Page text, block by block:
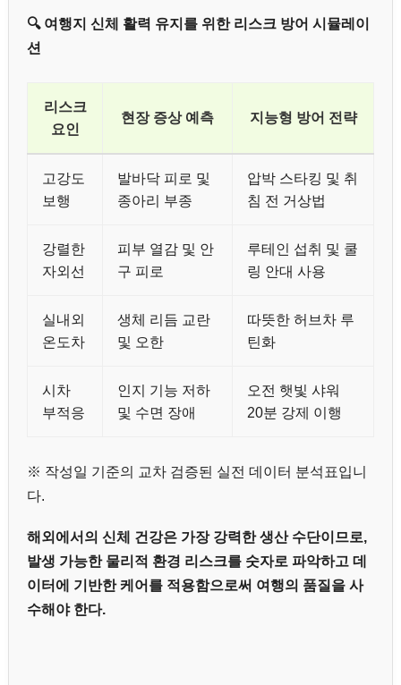
🔍 여행지 신체 활력 유지를 위한 리스크 방어 시뮬레이
션
리스크
요인
현장 증상 예측 지능형 방어 전략
고강도
보행
발바닥 피로 및
종아리 부종
압박 스타킹 및 취
침 전 거상법
강렬한
자외선
피부 열감 및 안
구 피로
루테인 섭취 및 쿨
링 안대 사용
실내외
온도차
생체 리듬 교란
및 오한
따뜻한 허브차 루
틴화
시차
부적응
인지 기능 저하
및 수면 장애
오전 햇빛 샤워
20분 강제 이행
※ 작성일 기준의 교차 검증된 실전 데이터 분석표입니
다.
해외에서의 신체 건강은 가장 강력한 생산 수단이므로,
발생 가능한 물리적 환경 리스크를 숫자로 파악하고 데
이터에 기반한 케어를 적용함으로써 여행의 품질을 사
수해야 한다.